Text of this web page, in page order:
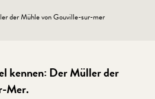
der Mühle von Gouville-sur-mer
kennen: Der Müller der
Mer.